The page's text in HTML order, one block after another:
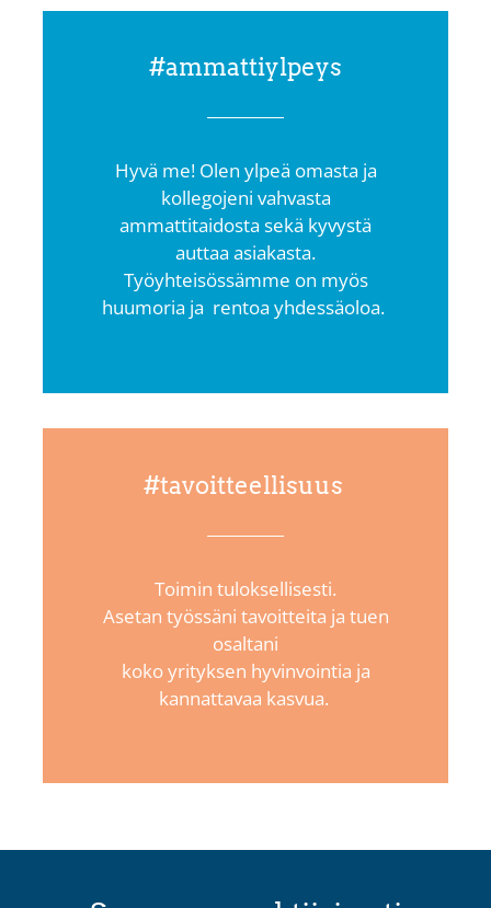
#ammattiylpeys
Hyvä me! Olen ylpeä omasta ja
kollegojeni vahvasta
ammattitaidosta sekä kyvystä
auttaa asiakasta.
Työyhteisössämme on myös
huumoria ja rentoa yhdessäoloa.
#tavoitteellisuus
Toimin tuloksellisesti.
Asetan työssäni tavoitteita ja tuen
osaltani
koko yrityksen hyvinvointia ja
kannattavaa kasvua.